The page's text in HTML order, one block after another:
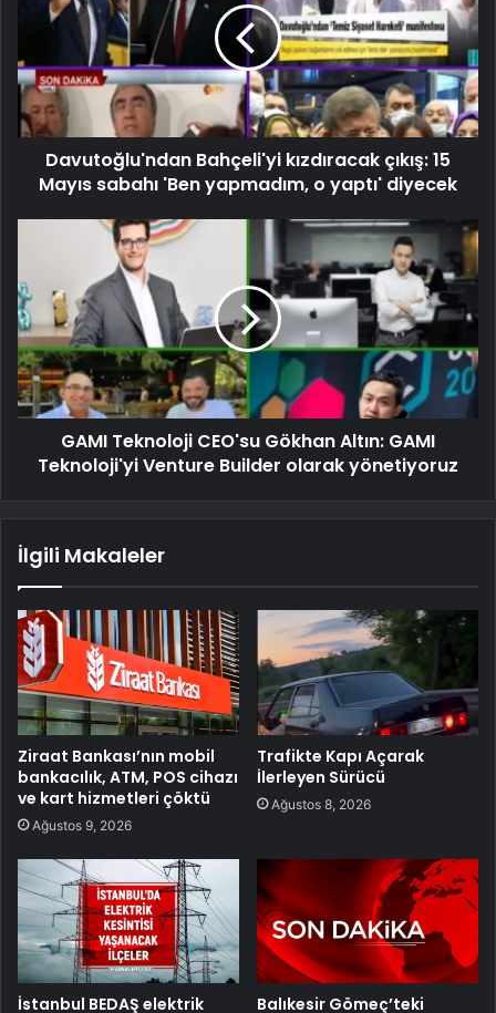
Davutoğlu'ndan Bahçeli'yi kızdıracak çıkış: 15
Mayıs sabahı 'Ben yapmadım, o yaptı' diyecek
GAMI Teknoloji CEO'su Gökhan Altın: GAMI
Teknoloji'yi Venture Builder olarak yönetiyoruz
İlgili Makaleler
Ziraat Bankası’nın mobil
bankacılık, ATM, POS cihazı
ve kart hizmetleri çöktü
Ağustos 9, 2026
Trafikte Kapı Açarak
İlerleyen Sürücü
Ağustos 8, 2026
İstanbul BEDAŞ elektrik Balıkesir Gömeç’teki